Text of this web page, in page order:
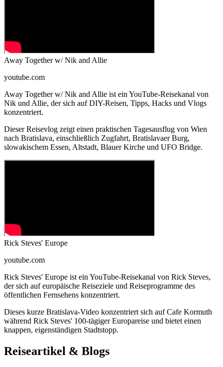
Away Together w/ Nik and Allie
youtube.com
Away Together w/ Nik and Allie ist ein YouTube-Reisekanal von
Nik und Allie, der sich auf DIY-Reisen, Tipps, Hacks und Vlogs
konzentriert.
Dieser Reisevlog zeigt einen praktischen Tagesausflug von Wien
nach Bratislava, einschließlich Zugfahrt, Bratislavaer Burg,
slowakischem Essen, Altstadt, Blauer Kirche und UFO Bridge.
Rick Steves' Europe
youtube.com
Rick Steves' Europe ist ein YouTube-Reisekanal von Rick Steves,
der sich auf europäische Reiseziele und Reiseprogramme des
öffentlichen Fernsehens konzentriert.
Dieses kurze Bratislava-Video konzentriert sich auf Cafe Kormuth
während Rick Steves' 100-tägiger Europareise und bietet einen
knappen, eigenständigen Stadtstopp.
Reiseartikel & Blogs